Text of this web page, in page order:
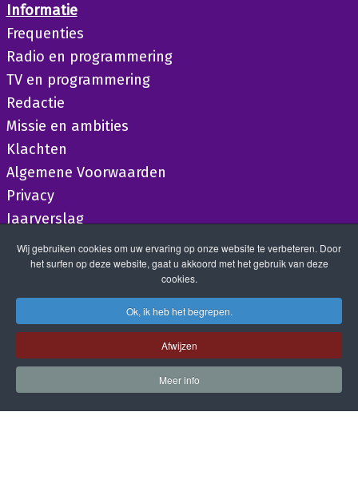
Informatie
Frequenties
Radio en programmering
TV en programmering
Redactie
Missie en ambities
Klachten
Algemene Voorwaarden
Privacy
Jaarverslag
Wij gebruiken cookies om uw ervaring op onze website te verbeteren. Door
het surfen op deze website, gaat u akkoord met het gebruik van deze
cookies.
Ok, ik heb het begrepen.
Afwijzen
Meer info